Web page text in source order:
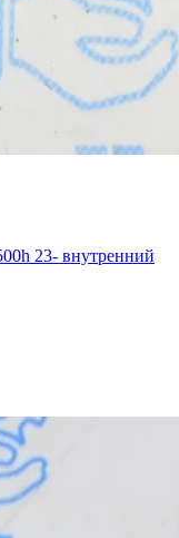
23- внутренний